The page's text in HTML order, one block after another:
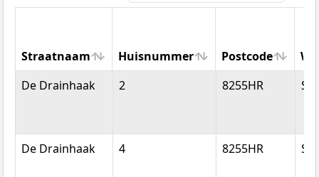
Straatnaam Huisnummer Postcode
Straatnaam
Huisnummer Postcode
De Drainhaak 2 8255HR
De Drainhaak 4 8255HR